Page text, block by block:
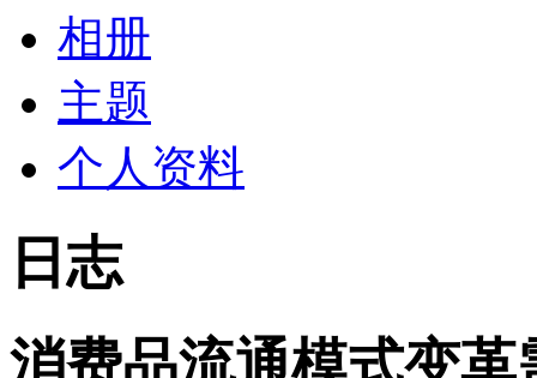
相册
主题
个人资料
日志
消费品流通模式变